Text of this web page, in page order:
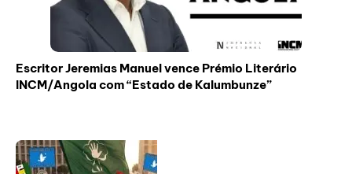
Escritor Jeremias Manuel vence Prémio Literário
INCM/Angola com “Estado de Kalumbunze”